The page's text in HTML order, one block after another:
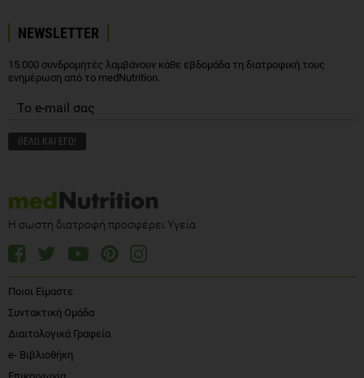
NEWSLETTER
15.000 συνδρομητές λαμβάνουν κάθε εβδομάδα τη διατροφική τους
ενημέρωση από το medNutrition.
Η σωστή διατροφή προσφέρει Υγεία
Ποιοι Είμαστε
Συντακτική Ομάδα
Διαιτολογικά Γραφεία
e- Βιβλιοθήκη